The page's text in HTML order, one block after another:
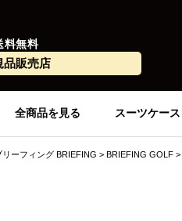
料無料
品販売店
全商品を見る スーツケース
リーフィング BRIEFING BRIEFING GOLF